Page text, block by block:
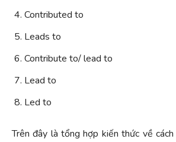
Contributed to
Leads to
Contribute to/ lead to
Lead to
Led to
Trên đây là tổng hợp kiến thức về